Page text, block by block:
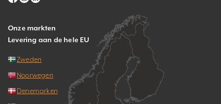
Onze markten
Levering aan de hele EU
Zweden
Noorwegen
Denemarken